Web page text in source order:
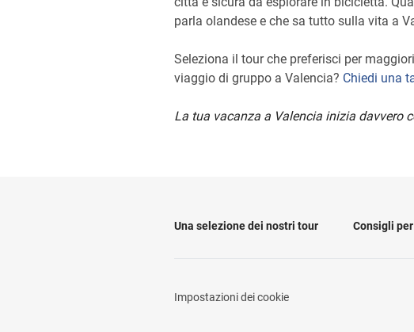
parla olandese e che sa tutto sulla vita a
Seleziona il tour che preferisci per
viaggio di gruppo a Valencia? Chiedi una
La tua vacanza a Valencia inizia davvero
Una selezione dei nostri tour Consigli
Impostazioni dei cookie